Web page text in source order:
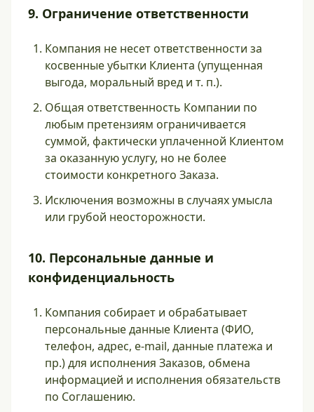
9. Ограничение ответственности
Компания не несет ответственности за
косвенные убытки Клиента (упущенная
выгода, моральный вред и т. п.).
Общая ответственность Компании по
любым претензиям ограничивается
суммой, фактически уплаченной Клиентом
за оказанную услугу, но не более
стоимости конкретного Заказа.
Исключения возможны в случаях умысла
или грубой неосторожности.
10. Персональные данные и
конфиденциальность
Компания собирает и обрабатывает
персональные данные Клиента (ФИО,
телефон, адрес, e‑mail, данные платежа и
пр.) для исполнения Заказов, обмена
информацией и исполнения обязательств
по Соглашению.